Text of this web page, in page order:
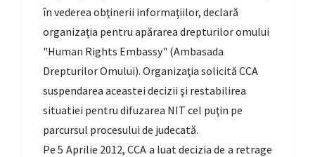
în vederea obţinerii informaţiilor, declară
organizaţia pentru apărarea drepturilor omului
"Human Rights Embassy" (Ambasada
Drepturilor Omului). Organizaţia solicită CCA
suspendarea aceastei decizii şi restabilirea
situatiei pentru difuzarea NIT cel puţin pe
parcursul procesului de judecată.
Pe 5 Aprilie 2012, CCA a luat decizia de a retrage